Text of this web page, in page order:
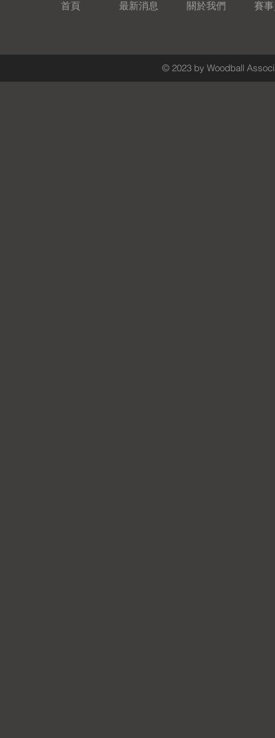
首頁 最新消息 關於我們 賽
© 2023 by Woodball